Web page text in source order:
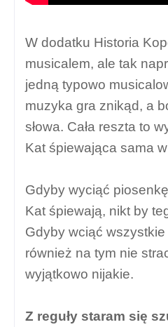
W dodatku Historia
musicalem, ale tak
jedną typowo
muzyka gra znikąd, a
słowa. Cała reszta to
Kat śpiewająca sama
Gdyby wyciąć
Kat śpiewają, nikt by
Gdyby wciąć
również na tym nie
wyjątkowo nijakie.
Z reguły staram się